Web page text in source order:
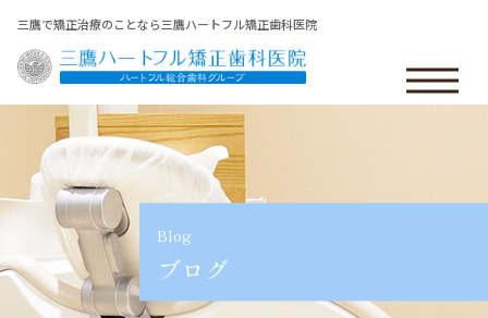
三鷹で矯正治療のことなら三鷹ハートフル矯正歯科医院
Blog
ブログ